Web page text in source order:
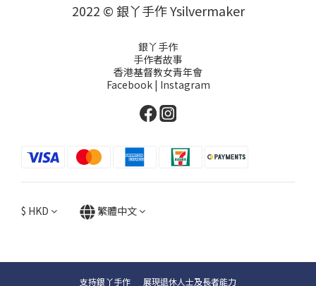
2022 © 銀丫手作 Ysilvermaker
銀丫手作
手作者故事
香港基督教女青年會
Facebook | Instagram
$ HKD 繁體中文
支持銀丫手作 展現退休人士及長者能力